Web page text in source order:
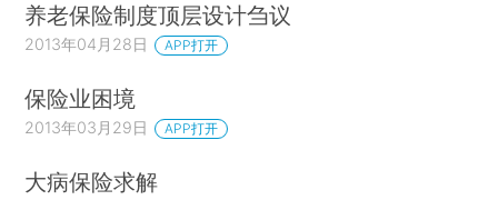
养老保险制度顶层设计刍议
2013年04月28日 APP打开
保险业困境
2013年03月29日 APP打开
大病保险求解